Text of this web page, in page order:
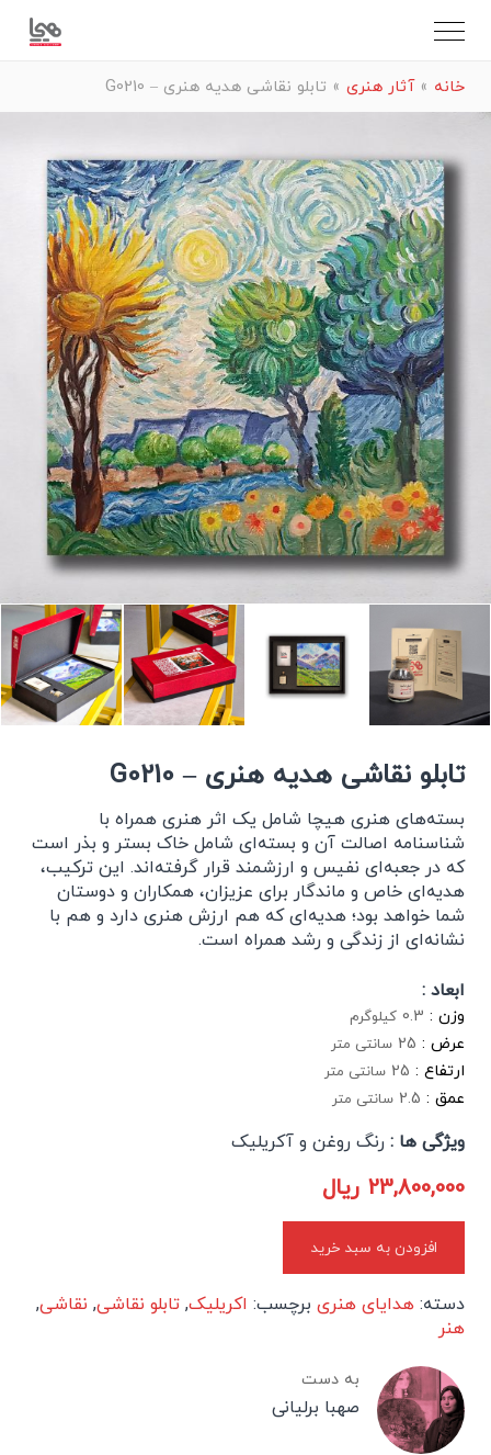
خانه »آثار هنری » تابلو نقاشی هدیه هنری – G0210
تابلو نقاشی هدیه هنری – G0210
بسته‌های هنری هیچا شامل یک اثر هنری همراه با
شناسنامه اصالت آن و بسته‌ای شامل خاک بستر و بذر است
که در جعبه‌ای نفیس و ارزشمند قرار گرفته‌اند. این ترکیب،
هدیه‌ای خاص و ماندگار برای عزیزان، همکاران و دوستان
شما خواهد بود؛ هدیه‌ای که هم ارزش هنری دارد و هم با
نشانه‌ای از زندگی و رشد همراه است.
ابعاد :
وزن : 0.3 کیلوگرم
عرض : 25 سانتی متر
ارتفاع : 25 سانتی متر
عمق : 2.5 سانتی متر
ویژگی ها : رنگ روغن و آکریلیک
23,800,000 ریال
افزودن به سبد خرید
دسته:هدایای هنری برچسب: اکریلیک,تابلو نقاشی, نقاشی,
هنر
به دست
صهبا برلیانی